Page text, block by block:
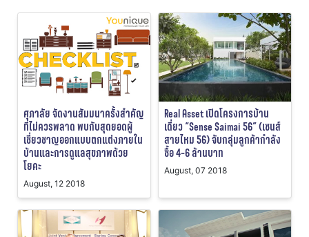
ศุภาลัย จัดงานสัมมนาครั้งสำคัญ
ที่ไม่ควรพลาด พบกับสุดยอดผู้
เชี่ยวชาญออกแบบตกแต่งภายใน
บ้านและการดูแลสุขภาพด้วย
โยคะ
August, 12 2018
Real Asset เปิดโครงการบ้าน
เดี่ยว “Sense Saimai 56” (เซนส์
สายไหม 56) จับกลุ่มลูกค้ากำลัง
ซื้อ 4-6 ล้านบาท
August, 07 2018